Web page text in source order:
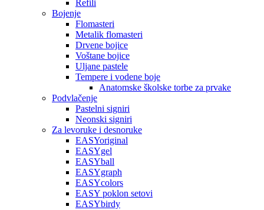
Refili
Bojenje
Flomasteri
Metalik flomasteri
Drvene bojice
Voštane bojice
Uljane pastele
Tempere i vodene boje
Anatomske školske torbe za prvake
Podvlačenje
Pastelni signiri
Neonski signiri
Za levoruke i desnoruke
EASYoriginal
EASYgel
EASYball
EASYgraph
EASYcolors
EASY poklon setovi
EASYbirdy